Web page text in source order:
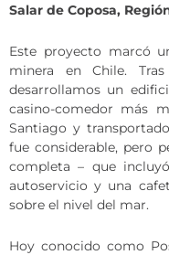
Salar de Coposa,
Este proyecto marcó
minera en Chile.
desarrollamos un
casino-comedor más
Santiago y
fue considerable, pero
completa – que
autoservicio y una
sobre el nivel del mar.
Hoy conocido como